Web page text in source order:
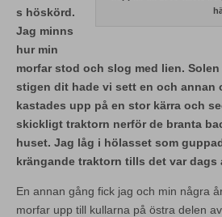
s höskörd.
Jag minns
hur min
morfar stod och slog med lien.
stigen dit hade vi sett en och annan
kastades upp på en stor kärra och
skickligt traktorn nerför de branta
huset. Jag låg i hölasset som
krängande traktorn tills det var dags
En annan gång fick jag och min några
morfar upp till kullarna på östra delen